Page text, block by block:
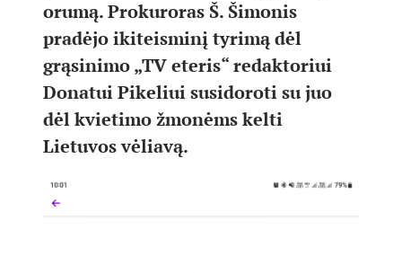
orumą. Prokuroras Š. Šimonis
pradėjo ikiteisminį tyrimą dėl
grąsinimo „TV eteris“ redaktoriui
Donatui Pikeliui susidoroti su juo
dėl kvietimo žmonėms kelti
Lietuvos vėliavą.